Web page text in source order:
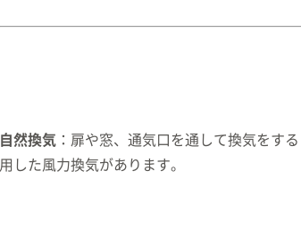
自然換気 ：扉や窓、通気口を通して換気をす
用した風力換気があります。